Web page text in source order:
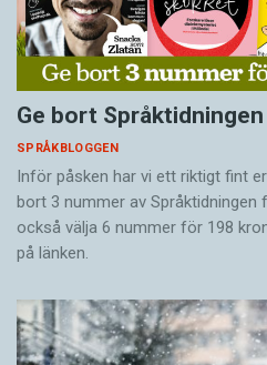
Ge bort
SPRÅKBLOGGEN
Inför påsken har vi ett riktigt fint
bort 3 nummer av Språktidningen
också välja 6 nummer för 198
på länken.